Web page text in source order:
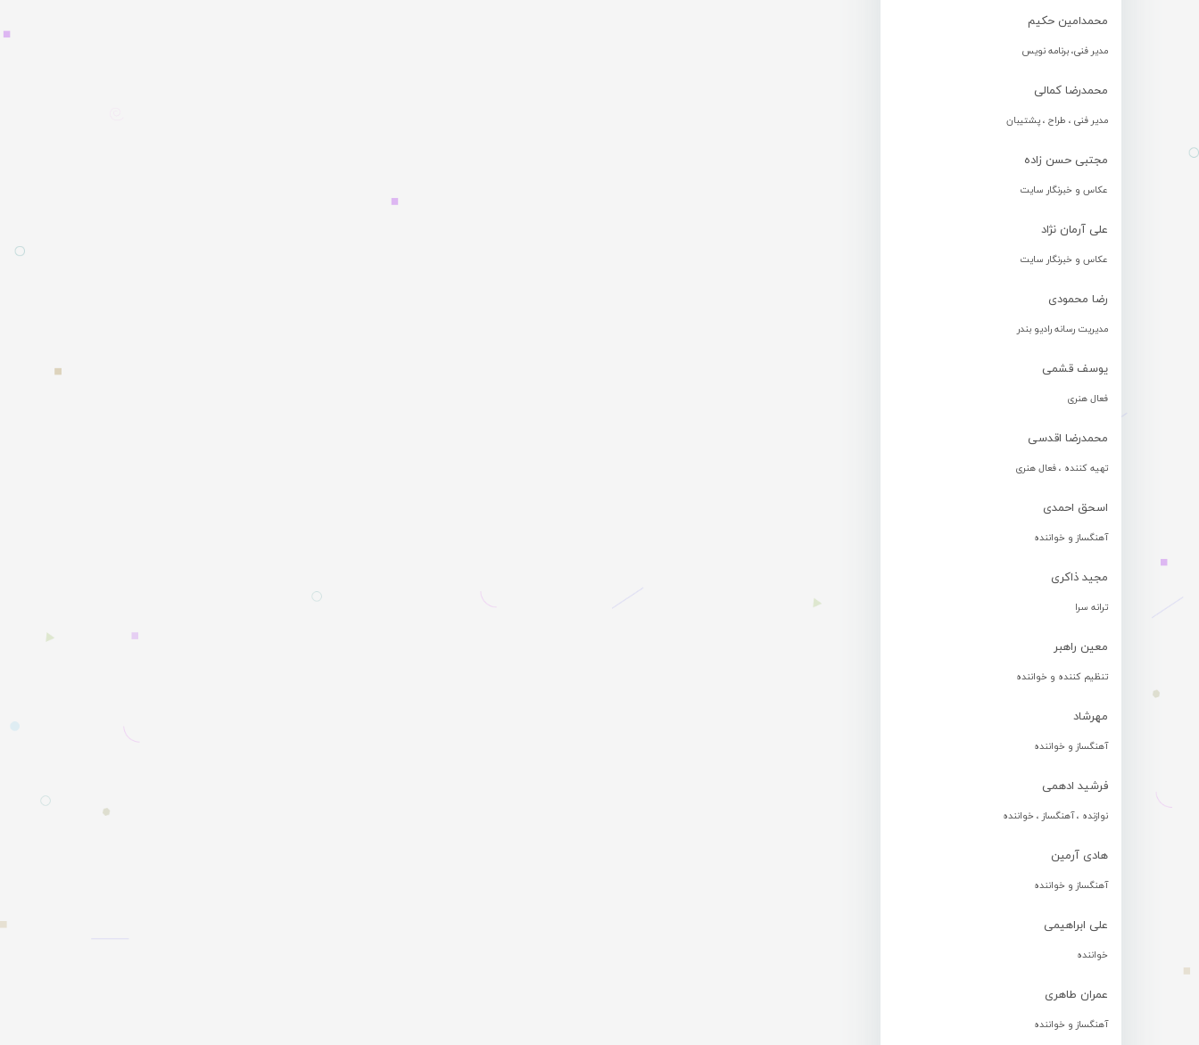
محمدامین حکیم
مدیر فنی، برنامه نویس
محمدرضا کمالی
مدیر فنی ، طراح ، پشتیبان
مجتبی حسن زاده
عکاس و خبرنگار سایت
علی آرمان نژاد
عکاس و خبرنگار سایت
رضا محمودی
مدیریت رسانه رادیو بندر
یوسف قشمی
فعال هنری
محمدرضا اقدسی
تهیه کننده ، فعال هنری
اسحق احمدی
آهنگساز و خواننده
مجید ذاکری
ترانه سرا
معین راهبر
تنظیم کننده و خواننده
مهرشاد
آهنگساز و خواننده
فرشید ادهمی
نوازنده ، آهنگساز ، خواننده
هادی آرمین
آهنگساز و خواننده
علی ابراهیمی
خواننده
عمران طاهری
آهنگساز و خواننده